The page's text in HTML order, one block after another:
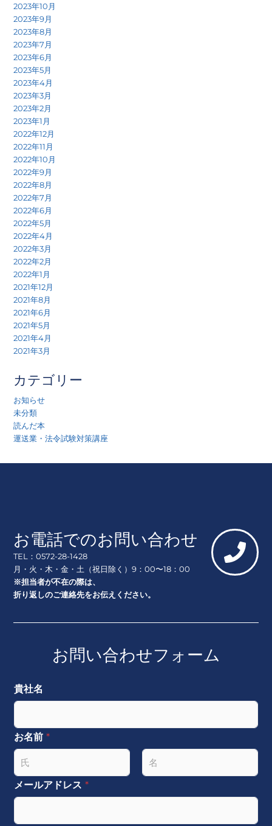
2023年10月
2023年9月
2023年8月
2023年7月
2023年6月
2023年5月
2023年4月
2023年3月
2023年2月
2023年1月
2022年12月
2022年11月
2022年10月
2022年9月
2022年8月
2022年7月
2022年6月
2022年5月
2022年4月
2022年3月
2022年2月
2022年1月
2021年12月
2021年8月
2021年6月
2021年5月
2021年4月
2021年3月
カテゴリー
お知らせ
未分類
読んだ本
運送業・法令試験対策講座
お電話でのお問い合わせ
TEL：0572-28-1428
月・火・木・金・土（祝日除く）9：00〜18：00
※担当者が不在の際は、
折り返しのご連絡先をお伝えください。
お問い合わせフォーム
貴社名
お名前*
名
メールアドレス*